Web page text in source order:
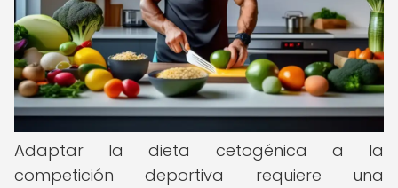
Adaptar la dieta cetogénica a la
competición deportiva requiere una